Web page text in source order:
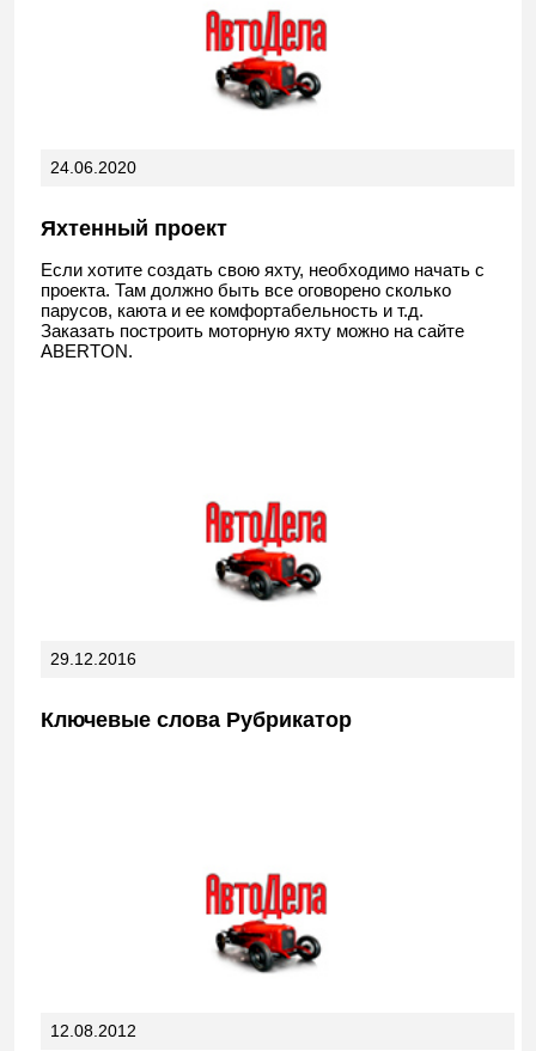
24.06.2020
Яхтенный проект
Если хотите создать свою яхту, необходимо начать с
проекта. Там должно быть все оговорено сколько
парусов, каюта и ее комфортабельность и т.д.
Заказать построить моторную яхту можно на сайте
ABERTON.
29.12.2016
Ключевые слова Рубрикатор
12.08.2012